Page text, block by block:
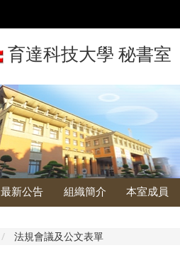
育達科技大學 秘書室
最新公告 組織簡介 本室成員
法規會議及公文表單